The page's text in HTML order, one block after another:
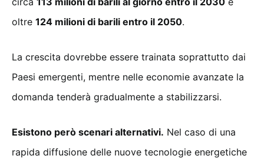
oltre 124 milioni di barili entro il 2050.
La crescita dovrebbe essere trainata soprattutto dai
Paesi emergenti, mentre nelle economie avanzate la
domanda tenderà gradualmente a stabilizzarsi.
Esistono però scenari alternativi. Nel caso di una
rapida diffusione delle nuove tecnologie energetiche